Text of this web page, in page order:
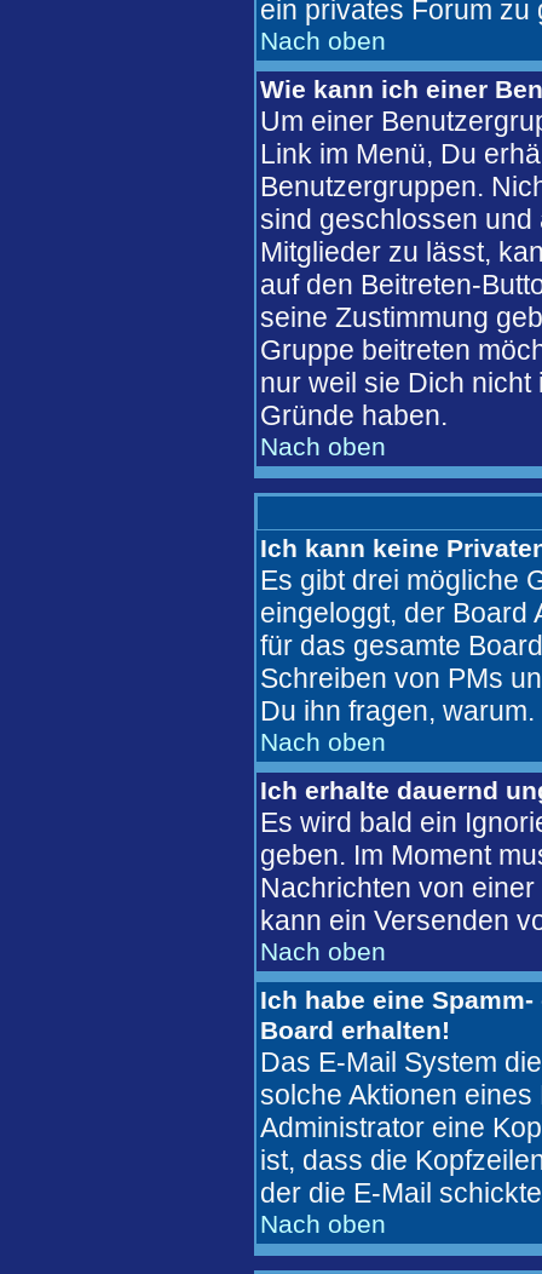
ein privates Forum zu
Nach oben
Wie kann ich einer
Um einer
Link im Menü, Du
Benutzergruppen.
sind geschlossen
Mitglieder zu lässt,
auf den Beitreten-
seine Zustimmung
Gruppe beitreten
nur weil sie Dich
Gründe haben.
Nach oben
Ich kann keine
Es gibt drei mögliche
eingeloggt, der Board
für das gesamte
Schreiben von PMs
Du ihn fragen, warum.
Nach oben
Ich erhalte dauernd
Es wird bald ein
geben. Im Moment
Nachrichten von
kann ein Versenden
Nach oben
Ich habe eine
Board erhalten!
Das E-Mail System
solche Aktionen
Administrator eine
ist, dass die
der die E-Mail
Nach oben